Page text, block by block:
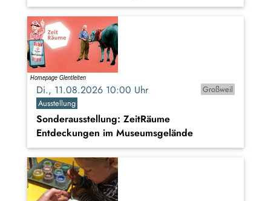
Di., 11.08.2026 10:00 Uhr
Großweil
Ausstellung
Sonderausstellung: ZeitRäume
Entdeckungen im Museumsgelände